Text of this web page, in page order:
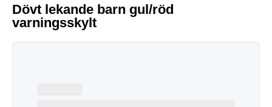
Dövt lekande barn gul/röd
varningsskylt